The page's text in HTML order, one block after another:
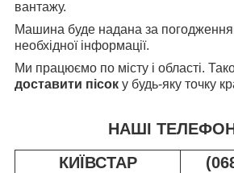
вантажу.
Машина буде надана за
необхідної інформації.
Ми працюємо по місту і області.
доставити пісок у будь-яку точку
НАШІ
КИЇВСТАР